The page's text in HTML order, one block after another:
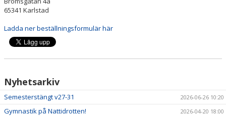
HYRA KGF-LOKALEN
SPONSORER
65341 Karlstad
Ladda ner beställningsformulär här
Nyhetsarkiv
Semesterstängt v27-31 2026-06-26 10:20
Gymnastik på Nattidrotten! 2026-04-20 18:00